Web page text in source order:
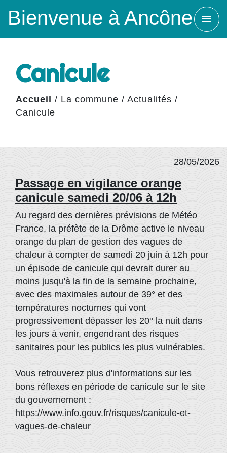
Bienvenue à Ancône menu
Canicule
Accueil / La commune / Actualités /
Canicule
28/05/2026
Passage en vigilance orange
canicule samedi 20/06 à 12h
Au regard des dernières prévisions de Météo
France, la préfète de la Drôme active le niveau
orange du plan de gestion des vagues de
chaleur à compter de samedi 20 juin à 12h pour
un épisode de canicule qui devrait durer au
moins jusqu'à la fin de la semaine prochaine,
avec des maximales autour de 39° et des
températures nocturnes qui vont
progressivement dépasser les 20° la nuit dans
les jours à venir, engendrant des risques
sanitaires pour les publics les plus vulnérables.
Vous retrouverez plus d'informations sur les
bons réflexes en période de canicule sur le site
du gouvernement :
https://www.info.gouv.fr/risques/canicule-et-
vagues-de-chaleur